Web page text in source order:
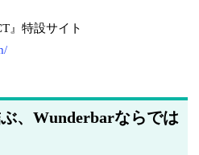
』特設サイト
、Wunderbarならでは